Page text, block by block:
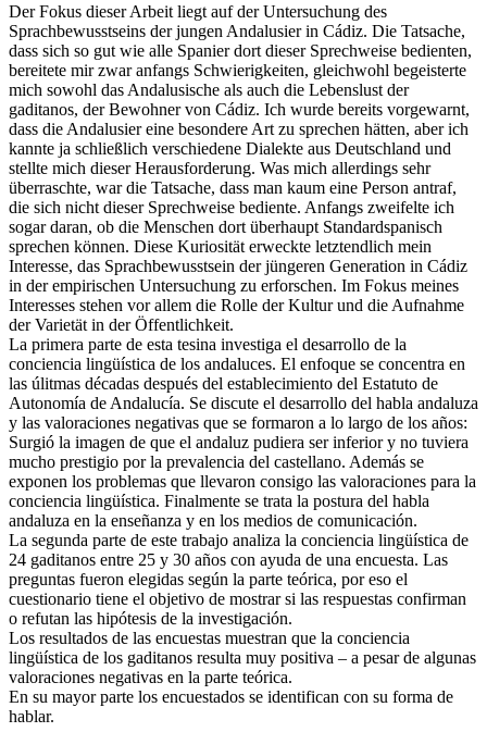
Der Fokus dieser Arbeit liegt auf der Untersuchung des
Sprachbewusstseins der jungen Andalusier in Cádiz. Die Tatsache,
dass sich so gut wie alle Spanier dort dieser Sprechweise bedienten,
bereitete mir zwar anfangs Schwierigkeiten, gleichwohl begeisterte
mich sowohl das Andalusische als auch die Lebenslust der
gaditanos, der Bewohner von Cádiz. Ich wurde bereits vorgewarnt,
dass die Andalusier eine besondere Art zu sprechen hätten, aber ich
kannte ja schließlich verschiedene Dialekte aus Deutschland und
stellte mich dieser Herausforderung. Was mich allerdings sehr
überraschte, war die Tatsache, dass man kaum eine Person antraf,
die sich nicht dieser Sprechweise bediente. Anfangs zweifelte ich
sogar daran, ob die Menschen dort überhaupt Standardspanisch
sprechen können. Diese Kuriosität erweckte letztendlich mein
Interesse, das Sprachbewusstsein der jüngeren Generation in Cádiz
in der empirischen Untersuchung zu erforschen. Im Fokus meines
Interesses stehen vor allem die Rolle der Kultur und die Aufnahme
der Varietät in der Öffentlichkeit.
La primera parte de esta tesina investiga el desarrollo de la
conciencia lingüística de los andaluces. El enfoque se concentra en
las úlitmas décadas después del establecimiento del Estatuto de
Autonomía de Andalucía. Se discute el desarrollo del habla andaluza
y las valoraciones negativas que se formaron a lo largo de los años:
Surgió la imagen de que el andaluz pudiera ser inferior y no tuviera
mucho prestigio por la prevalencia del castellano. Además se
exponen los problemas que llevaron consigo las valoraciones para la
conciencia lingüística. Finalmente se trata la postura del habla
andaluza en la enseñanza y en los medios de comunicación.
La segunda parte de este trabajo analiza la conciencia lingüística de
24 gaditanos entre 25 y 30 años con ayuda de una encuesta. Las
preguntas fueron elegidas según la parte teórica, por eso el
cuestionario tiene el objetivo de mostrar si las respuestas confirman
o refutan las hipótesis de la investigación.
Los resultados de las encuestas muestran que la conciencia
lingüística de los gaditanos resulta muy positiva – a pesar de algunas
valoraciones negativas en la parte teórica.
En su mayor parte los encuestados se identifican con su forma de
hablar.